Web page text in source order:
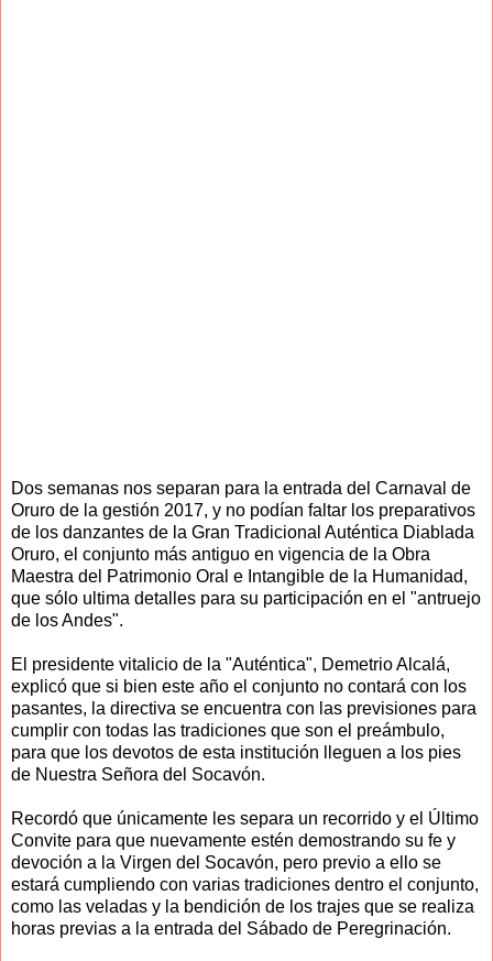
Dos semanas nos separan para la entrada del Carnaval de
Oruro de la gestión 2017, y no podían faltar los preparativos
de los danzantes de la Gran Tradicional Auténtica Diablada
Oruro, el conjunto más antiguo en vigencia de la Obra
Maestra del Patrimonio Oral e Intangible de la Humanidad,
que sólo ultima detalles para su participación en el "antruejo
de los Andes".
El presidente vitalicio de la "Auténtica", Demetrio Alcalá,
explicó que si bien este año el conjunto no contará con los
pasantes, la directiva se encuentra con las previsiones para
cumplir con todas las tradiciones que son el preámbulo,
para que los devotos de esta institución lleguen a los pies
de Nuestra Señora del Socavón.
Recordó que únicamente les separa un recorrido y el Último
Convite para que nuevamente estén demostrando su fe y
devoción a la Virgen del Socavón, pero previo a ello se
estará cumpliendo con varias tradiciones dentro el conjunto,
como las veladas y la bendición de los trajes que se realiza
horas previas a la entrada del Sábado de Peregrinación.